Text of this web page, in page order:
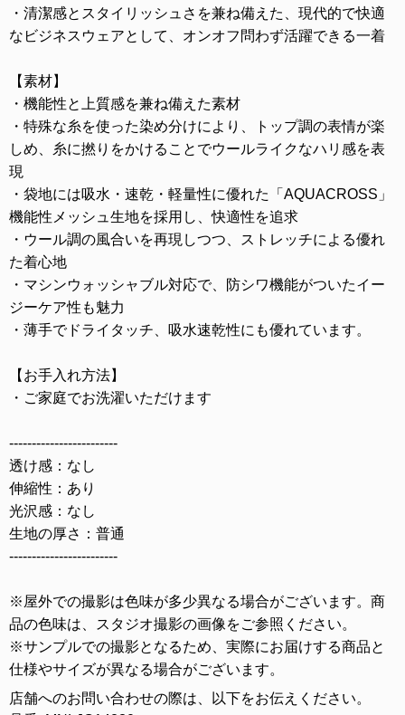
・清潔感とスタイリッシュさを兼ね備えた、現代的で快適
なビジネスウェアとして、オンオフ問わず活躍できる一着
【素材】
・機能性と上質感を兼ね備えた素材
・特殊な糸を使った染め分けにより、トップ調の表情が楽
しめ、糸に撚りをかけることでウールライクなハリ感を表
現
・袋地には吸水・速乾・軽量性に優れた「AQUACROSS」
機能性メッシュ生地を採用し、快適性を追求
・ウール調の風合いを再現しつつ、ストレッチによる優れ
た着心地
・マシンウォッシャブル対応で、防シワ機能がついたイー
ジーケア性も魅力
・薄手でドライタッチ、吸水速乾性にも優れています。
【お手入れ方法】
・ご家庭でお洗濯いただけます
------------------------
透け感：なし
伸縮性：あり
光沢感：なし
生地の厚さ：普通
------------------------
※屋外での撮影は色味が多少異なる場合がございます。商
品の色味は、スタジオ撮影の画像をご参照ください。
※サンプルでの撮影となるため、実際にお届けする商品と
仕様やサイズが異なる場合がございます。
店舗へのお問い合わせの際は、以下をお伝えください。